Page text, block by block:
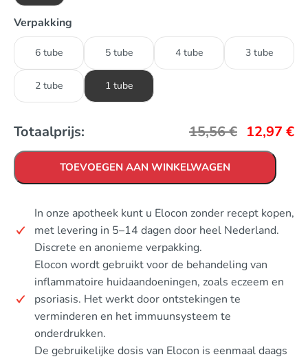
Verpakking
6 tube 5 tube 4 tube 3 tube
2 tube 1 tube
Totaalprijs: 15,56€ 12,97 €
TOEVOEGEN AAN WINKELWAGEN
In onze apotheek kunt u Elocon zonder recept kopen,
met levering in 5–14 dagen door heel Nederland.
Discrete en anonieme verpakking.
Elocon wordt gebruikt voor de behandeling van
inflammatoire huidaandoeningen, zoals eczeem en
psoriasis. Het werkt door ontstekingen te
verminderen en het immuunsysteem te
onderdrukken.
De gebruikelijke dosis van Elocon is eenmaal daags